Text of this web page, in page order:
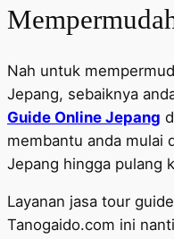
Nah untuk
Jepang, sebaiknya
Guide Online Jepang
membantu anda mulai
Jepang hingga pulang
Layanan jasa tour
Tanogaido.com ini